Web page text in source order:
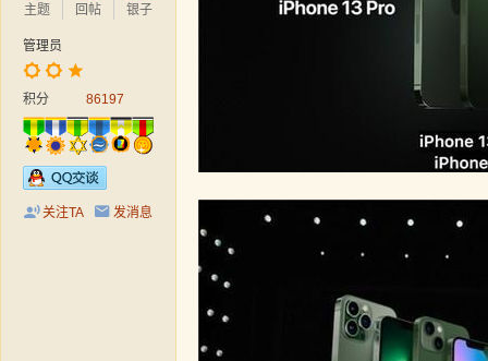
主题
回帖
银子
管理员
积分 86197
关注TA 发消息